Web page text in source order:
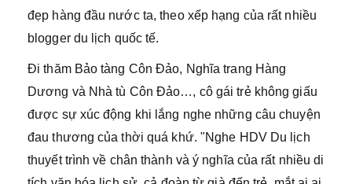
đẹp hàng đầu nước ta, theo xếp hạng của rất nhiều
blogger du lịch quốc tế.
Đi thăm Bảo tàng Côn Đảo, Nghĩa trang Hàng
Dương và Nhà tù Côn Đảo…, cô gái trẻ không giấu
được sự xúc động khi lắng nghe những câu chuyện
đau thương của thời quá khứ. "Nghe HDV Du lịch
thuyết trình về chân thành và ý nghĩa của rất nhiều di